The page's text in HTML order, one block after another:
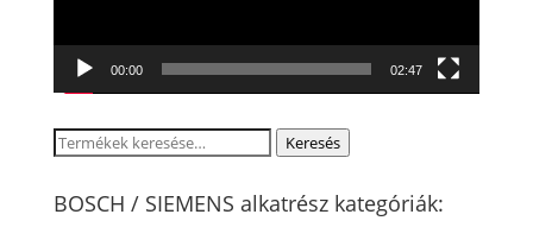
00:00 02:47
Keresés
következőre:
Keresés
BOSCH / SIEMENS alkatrész kategóriák: